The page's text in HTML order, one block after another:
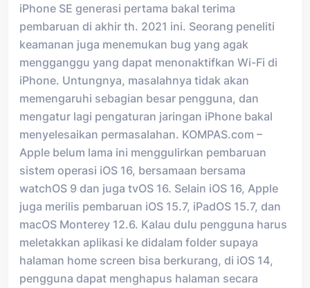
iPhone SE generasi pertama bakal terima
pembaruan di akhir th. 2021 ini. Seorang peneliti
keamanan juga menemukan bug yang agak
mengganggu yang dapat menonaktifkan Wi-Fi di
iPhone. Untungnya, masalahnya tidak akan
memengaruhi sebagian besar pengguna, dan
mengatur lagi pengaturan jaringan iPhone bakal
menyelesaikan permasalahan. KOMPAS.com –
Apple belum lama ini menggulirkan pembaruan
sistem operasi iOS 16, bersamaan bersama
watchOS 9 dan juga tvOS 16. Selain iOS 16, Apple
juga merilis pembaruan iOS 15.7, iPadOS 15.7, dan
macOS Monterey 12.6. Kalau dulu pengguna harus
meletakkan aplikasi ke didalam folder supaya
halaman home screen bisa berkurang, di iOS 14,
pengguna dapat menghapus halaman secara